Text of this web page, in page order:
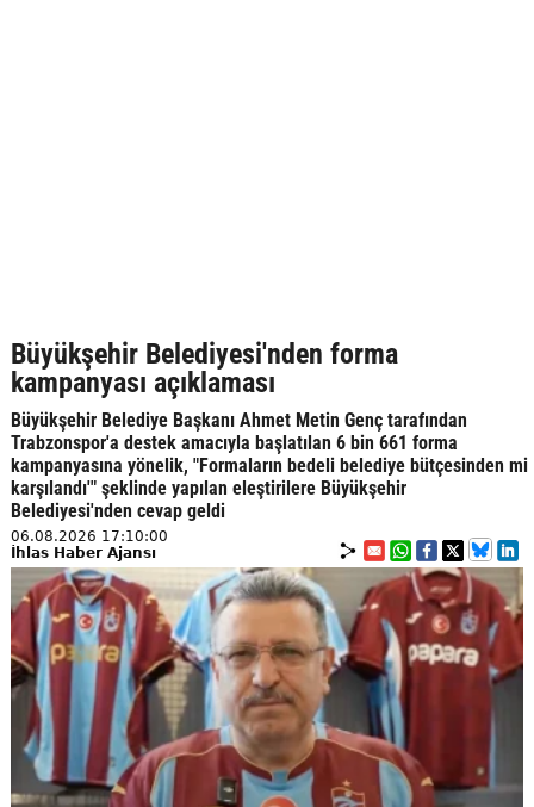
Büyükşehir Belediyesi'nden forma
kampanyası açıklaması
Büyükşehir Belediye Başkanı Ahmet Metin Genç tarafından
Trabzonspor'a destek amacıyla başlatılan 6 bin 661 forma
kampanyasına yönelik, "Formaların bedeli belediye bütçesinden mi
karşılandı'" şeklinde yapılan eleştirilere Büyükşehir
Belediyesi'nden cevap geldi
06.08.2026 17:10:00
İhlas Haber Ajansı